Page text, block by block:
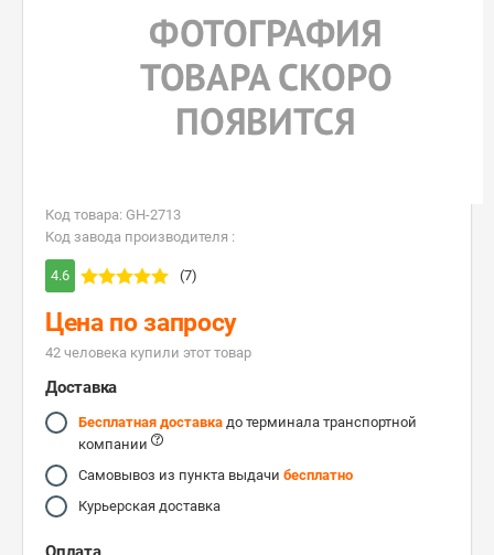
Код товара: GH-2713
Код завода производителя :
4.6 (7)
Цена по запросу
42 человекa купили этот товар
Доставка
Бесплатная доставка до терминала транспортной
компании
Самовывоз из пункта выдачи бесплатно
Курьерская доставка